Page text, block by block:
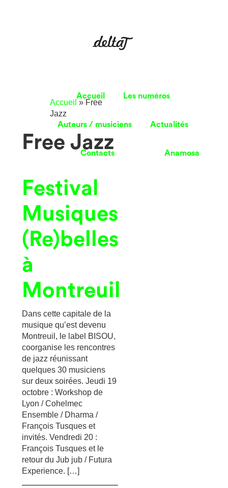
Accueil Les numéros
Auteurs / musiciens Actualités
Contacts Anamosa
Accueil » Free
Jazz
Free Jazz
Festival
Musiques
(Re)belles
à
Montreuil
Dans cette capitale de la
musique qu’est devenu
Montreuil, le label BISOU,
coorganise les rencontres
de jazz réunissant
quelques 30 musiciens
sur deux soirées. Jeudi 19
octobre : Workshop de
Lyon / Cohelmec
Ensemble / Dharma /
François Tusques et
invités. Vendredi 20 :
François Tusques et le
retour du Jub jub / Futura
Experience. […]